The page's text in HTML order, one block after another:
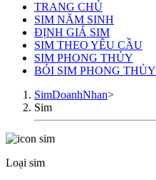
TRANG CHỦ
SIM NĂM SINH
ĐỊNH GIÁ SIM
SIM THEO YÊU CẦU
SIM PHONG THỦY
BÓI SIM PHONG THỦY
SimDoanhNhan>
Sim
Loại sim